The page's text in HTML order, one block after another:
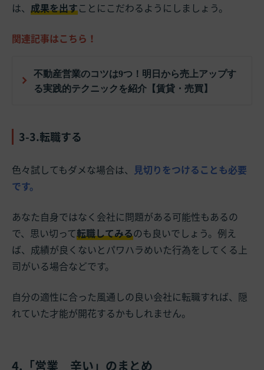
は、 成果を出すことにこだわるようにしましょう。
関連記事はこちら！
不動産営業のコツは9つ！明日から売上アップす
る実践的テクニックを紹介【賃貸・売買】
3-3.転職する
色々試してもダメな場合は、 見切りをつけることも必要
です。
あなた自身ではなく会社に問題がある可能性もあるの
で、思い切って転職してみるのも良いでしょう。例え
ば、成績が良くないとパワハラめいた行為をしてくる上
司がいる場合などです。
自分の適性に合った風通しの良い会社に転職すれば、隠
れていた才能が開花するかもしれません。
4.「営業 辛い」のまとめ